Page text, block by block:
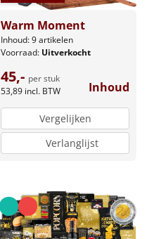
Warm Moment
Inhoud: 9 artikelen
Voorraad: Uitverkocht
45,- per stuk
53,89 incl. BTW Inhoud
Vergelijken
Verlanglijst